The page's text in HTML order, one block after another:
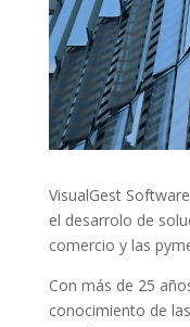
VisualGest
el desarrolo de
comercio y las
Con más de 25
conocimiento de